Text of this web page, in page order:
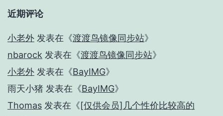
近期评论
小老外 发表在《渡渡鸟镜像同步站》
nbarock 发表在《渡渡鸟镜像同步站》
小老外 发表在《BayIMG》
雨天小猪 发表在《BayIMG》
Thomas 发表在《[仅供会员]几个性价比较高的